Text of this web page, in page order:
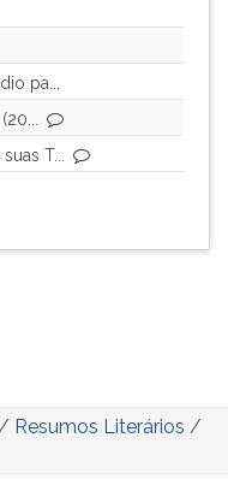
pa...
T...
Resumos Literários /